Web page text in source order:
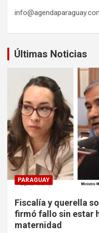
Últimas Noticias
PARAGUAY
Fiscalía y querella
firmó fallo sin estar
maternidad